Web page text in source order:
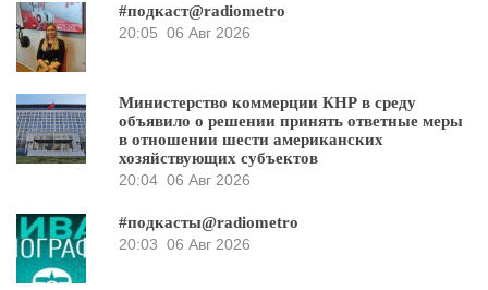
#подкаст@radiometro
20:05 06 Авг 2026
Министерство коммерции КНР в среду
объявило о решении принять ответные меры
в отношении шести американских
хозяйствующих субъектов
20:04 06 Авг 2026
#подкасты@radiometro
20:03 06 Авг 2026